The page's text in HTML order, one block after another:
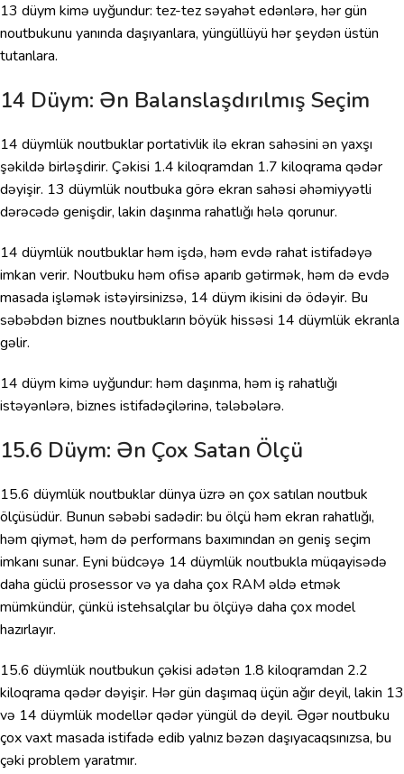
13 düym kimə uyğundur: tez-tez səyahət edənlərə, hər gün
noutbukunu yanında daşıyanlara, yüngüllüyü hər şeydən üstün
tutanlara.
14 Düym: Ən Balanslaşdırılmış Seçim
14 düymlük noutbuklar portativlik ilə ekran sahəsini ən yaxşı
şəkildə birləşdirir. Çəkisi 1.4 kiloqramdan 1.7 kiloqrama qədər
dəyişir. 13 düymlük noutbuka görə ekran sahəsi əhəmiyyətli
dərəcədə genişdir, lakin daşınma rahatlığı hələ qorunur.
14 düymlük noutbuklar həm işdə, həm evdə rahat istifadəyə
imkan verir. Noutbuku həm ofisə aparıb gətirmək, həm də evdə
masada işləmək istəyirsinizsə, 14 düym ikisini də ödəyir. Bu
səbəbdən biznes noutbukların böyük hissəsi 14 düymlük ekranla
gəlir.
14 düym kimə uyğundur: həm daşınma, həm iş rahatlığı
istəyənlərə, biznes istifadəçilərinə, tələbələrə.
15.6 Düym: Ən Çox Satan Ölçü
15.6 düymlük noutbuklar dünya üzrə ən çox satılan noutbuk
ölçüsüdür. Bunun səbəbi sadədir: bu ölçü həm ekran rahatlığı,
həm qiymət, həm də performans baxımından ən geniş seçim
imkanı sunar. Eyni büdcəyə 14 düymlük noutbukla müqayisədə
daha güclü prosessor və ya daha çox RAM əldə etmək
mümkündür, çünkü istehsalçılar bu ölçüyə daha çox model
hazırlayır.
15.6 düymlük noutbukun çəkisi adətən 1.8 kiloqramdan 2.2
kiloqrama qədər dəyişir. Hər gün daşımaq üçün ağır deyil, lakin 13
və 14 düymlük modellər qədər yüngül də deyil. Əgər noutbuku
çox vaxt masada istifadə edib yalnız bəzən daşıyacaqsınızsa, bu
çəki problem yaratmır.